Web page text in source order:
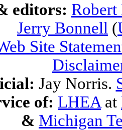
editors:
Jerry Bonnell (
Site
Jay Norris.
of: LHEA at
& Michigan